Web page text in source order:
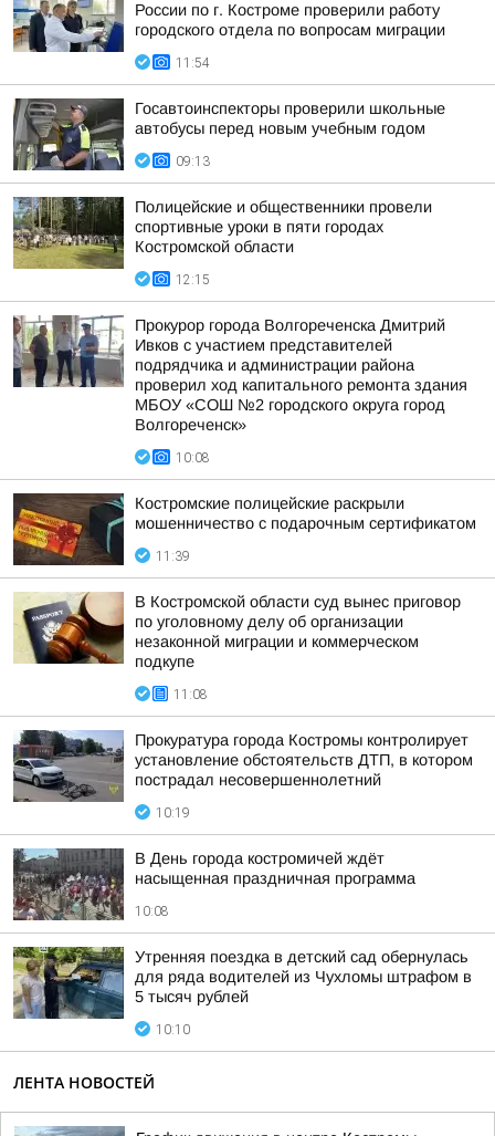
России по г. Костроме проверили работу
городского отдела по вопросам миграции
11:54
Госавтоинспекторы проверили школьные
автобусы перед новым учебным годом
09:13
Полицейские и общественники провели
спортивные уроки в пяти городах
Костромской области
12:15
Прокурор города Волгореченска Дмитрий
Ивков с участием представителей
подрядчика и администрации района
проверил ход капитального ремонта здания
МБОУ «СОШ №2 городского округа город
Волгореченск»
10:08
Костромские полицейские раскрыли
мошенничество с подарочным сертификатом
11:39
В Костромской области суд вынес приговор
по уголовному делу об организации
незаконной миграции и коммерческом
подкупе
11:08
Прокуратура города Костромы контролирует
установление обстоятельств ДТП, в котором
пострадал несовершеннолетний
10:19
В День города костромичей ждёт
насыщенная праздничная программа
10:08
Утренняя поездка в детский сад обернулась
для ряда водителей из Чухломы штрафом в
5 тысяч рублей
10:10
ЛЕНТА НОВОСТЕЙ